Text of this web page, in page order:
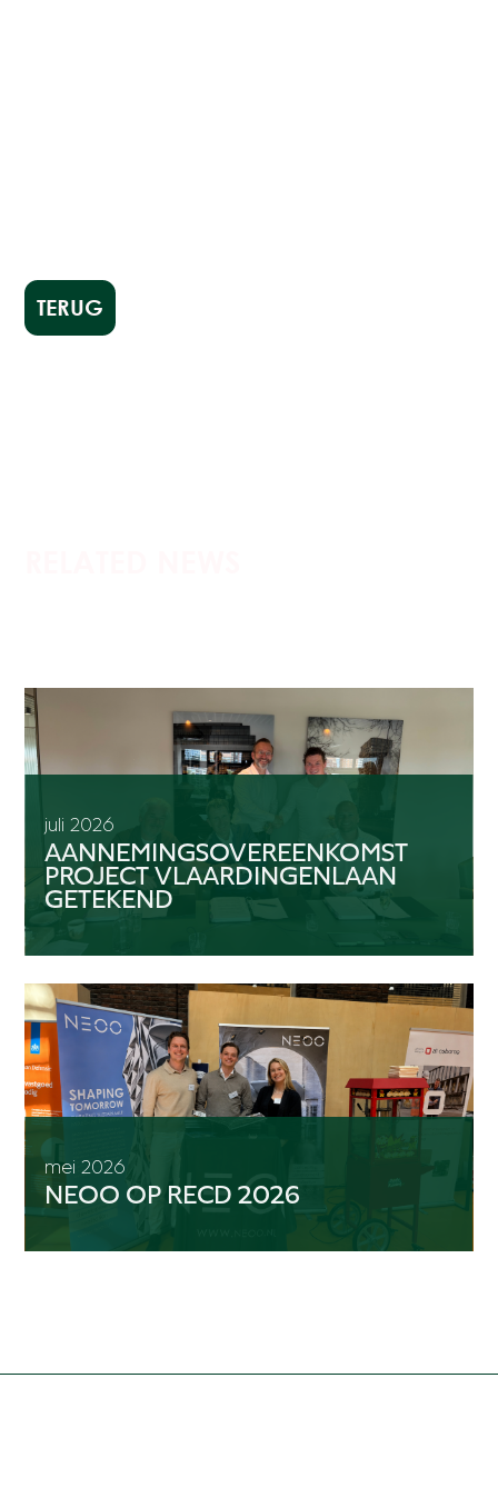
TERUG
juli 2026
AANNEMINGSOVEREENKOMST
PROJECT VLAARDINGENLAAN
GETEKEND
mei 2026
NEOO OP RECD 2026